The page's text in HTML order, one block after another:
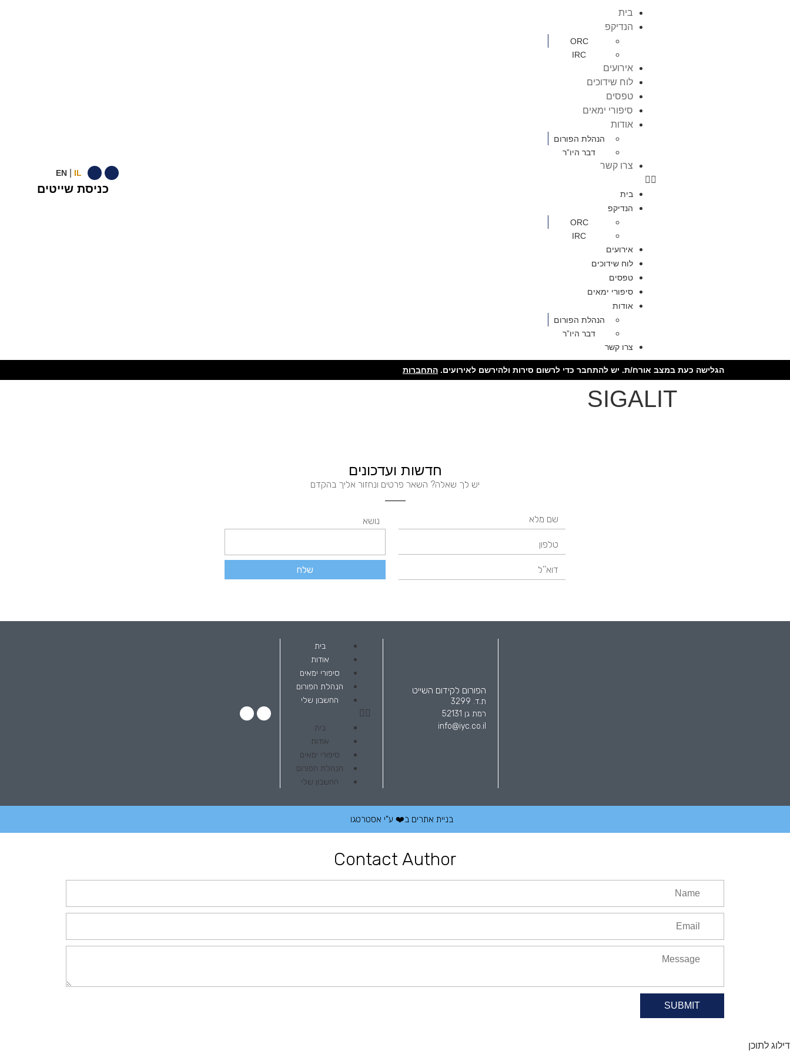
בית
הנדיקפ
ORC
IRC
אירועים
לוח שידוכים
טפסים
סיפורי ימאים
אודות
הנהלת הפורום
דבר היו”ר
צרו קשר
בית
הנדיקפ
ORC
IRC
אירועים
לוח שידוכים
טפסים
סיפורי ימאים
אודות
הנהלת הפורום
דבר היו”ר
צרו קשר
EN IL
כניסת שייטים
הגלישה כעת במצב אורח/ת. יש להתחבר כדי לרשום סירות ולהירשם לאירועים. התחברות
SIGALIT
חדשות ועדכונים
יש לך שאלה? השאר פרטים ונחזור אליך בהקדם
נושא
שלח
הפורום לקידום השייט
ת.ד. 3299
רמת גן 52131
info@iyc.co.il
בית
אודות
סיפורי ימאים
הנהלת הפורום
החשבון שלי
בית
אודות
סיפורי ימאים
הנהלת הפורום
החשבון שלי
בניית אתרים ב❤️ ע"י אסטרטגו
Contact Author
SUBMIT
דילוג לתוכן